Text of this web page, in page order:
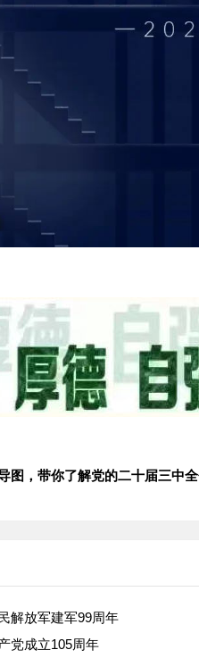
解放军建军99周年
党成立105周年